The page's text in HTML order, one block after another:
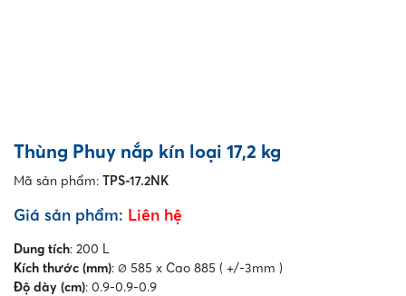
Thùng Phuy nắp kín loại 17,2 kg
Mã sản phẩm: TPS-17.2NK
Giá sản phẩm: Liên hệ
Dung tích: 200 L
Kích thước (mm): ∅ 585 x Cao 885 ( +/-3mm )
Độ dày (cm): 0.9-0.9-0.9